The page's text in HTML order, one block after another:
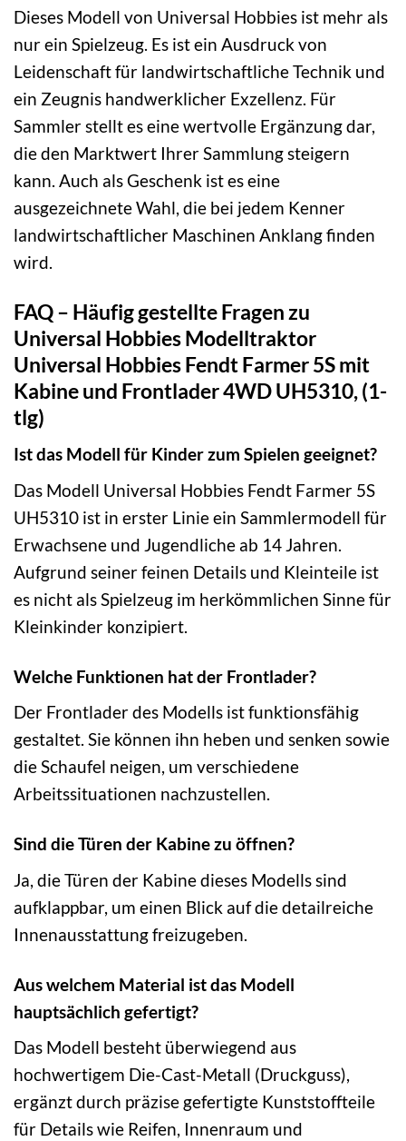
Dieses Modell von Universal Hobbies ist mehr als
nur ein Spielzeug. Es ist ein Ausdruck von
Leidenschaft für landwirtschaftliche Technik und
ein Zeugnis handwerklicher Exzellenz. Für
Sammler stellt es eine wertvolle Ergänzung dar,
die den Marktwert Ihrer Sammlung steigern
kann. Auch als Geschenk ist es eine
ausgezeichnete Wahl, die bei jedem Kenner
landwirtschaftlicher Maschinen Anklang finden
wird.
FAQ – Häufig gestellte Fragen zu
Universal Hobbies Modelltraktor
Universal Hobbies Fendt Farmer 5S mit
Kabine und Frontlader 4WD UH5310, (1-
tlg)
Ist das Modell für Kinder zum Spielen geeignet?
Das Modell Universal Hobbies Fendt Farmer 5S
UH5310 ist in erster Linie ein Sammlermodell für
Erwachsene und Jugendliche ab 14 Jahren.
Aufgrund seiner feinen Details und Kleinteile ist
es nicht als Spielzeug im herkömmlichen Sinne für
Kleinkinder konzipiert.
Welche Funktionen hat der Frontlader?
Der Frontlader des Modells ist funktionsfähig
gestaltet. Sie können ihn heben und senken sowie
die Schaufel neigen, um verschiedene
Arbeitssituationen nachzustellen.
Sind die Türen der Kabine zu öffnen?
Ja, die Türen der Kabine dieses Modells sind
aufklappbar, um einen Blick auf die detailreiche
Innenausstattung freizugeben.
Aus welchem Material ist das Modell
hauptsächlich gefertigt?
Das Modell besteht überwiegend aus
hochwertigem Die-Cast-Metall (Druckguss),
ergänzt durch präzise gefertigte Kunststoffteile
für Details wie Reifen, Innenraum und